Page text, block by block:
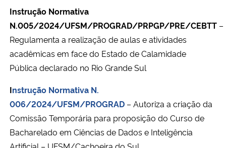
Instrução Normativa
N.005/2024/UFSM/PROGRAD/PRPGP/PRE/CEBTT –
Regulamenta a realização de aulas e atividades
acadêmicas em face do Estado de Calamidade
Pública declarado no Rio Grande Sul
Instrução Normativa N.
006/2024/UFSM/PROGRAD – Autoriza a criação da
Comissão Temporária para proposição do Curso de
Bacharelado em Ciências de Dados e Inteligência
Artificial – UFSM/Cachoeira do Sul.